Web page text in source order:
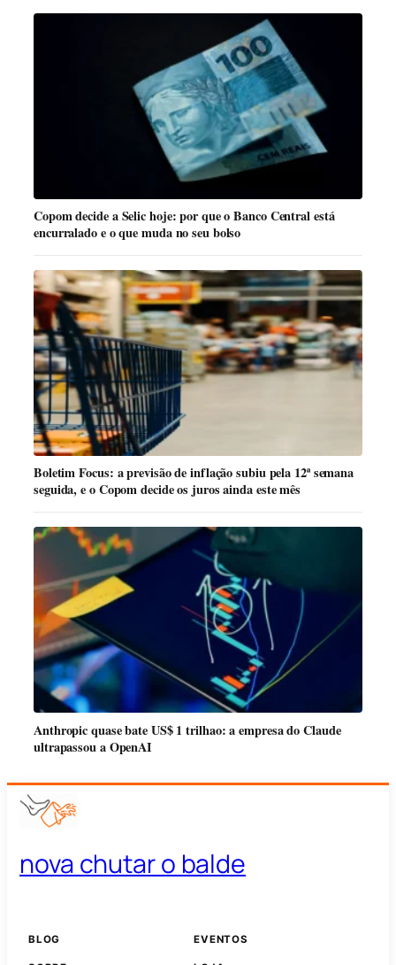
Copom decide a Selic hoje: por que o Banco Central está
encurralado e o que muda no seu bolso
Boletim Focus: a previsão de inflação subiu pela 12ª semana
seguida, e o Copom decide os juros ainda este mês
Anthropic quase bate US$ 1 trilhao: a empresa do Claude
ultrapassou a OpenAI
nova chutar o balde
BLOG EVENTOS